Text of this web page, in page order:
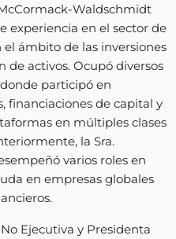
Waldschmidt
experiencia en el sector de
ámbito de las inversiones
de activos. Ocupó diversos
participó en
financiaciones de capital y
en múltiples clases
la Sra.
varios roles en
en empresas globales
Ejecutiva y Presidenta